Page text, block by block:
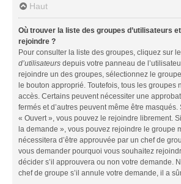
Haut
Où trouver la liste des groupes d’utilisateurs
rejoindre ?
Pour consulter la liste des groupes, cliquez sur
d’utilisateurs depuis votre panneau de
rejoindre un des groupes, sélectionnez le
le bouton approprié. Toutefois, tous les groupes
accès. Certains peuvent nécessiter une
fermés et d’autres peuvent même être
« Ouvert », vous pouvez le rejoindre librement.
la demande », vous pouvez rejoindre le groupe
nécessitera d’être approuvée par un chef de
vous demander pourquoi vous souhaitez
décider s’il approuvera ou non votre demande.
chef de groupe s’il annule votre demande, il a